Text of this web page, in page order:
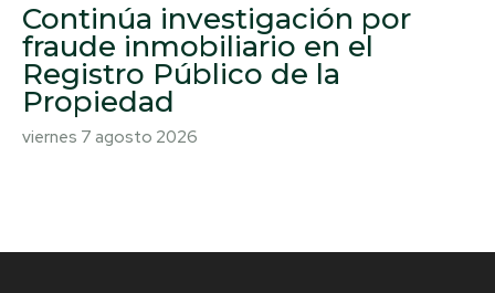
Continúa investigación por
fraude inmobiliario en el
Registro Público de la
Propiedad
viernes 7 agosto 2026